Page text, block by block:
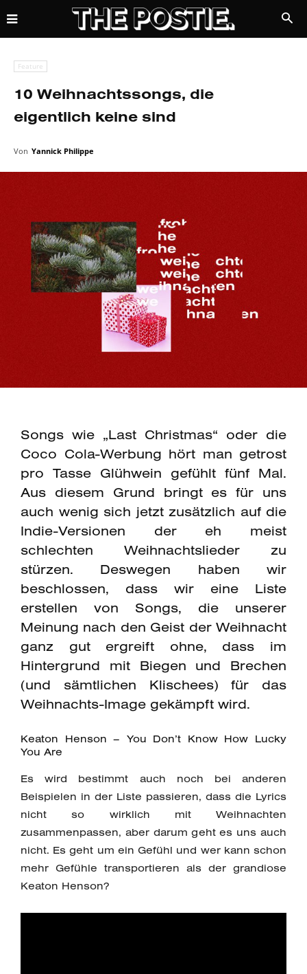
Feature
10 Weihnachtssongs, die
eigentlich keine sind
Von Yannick Philippe
Songs wie „Last Christmas“ oder die
Coco Cola-Werbung hört man getrost
pro Tasse Glühwein gefühlt fünf Mal.
Aus diesem Grund bringt es für uns
auch wenig sich jetzt zusätzlich auf die
Indie-Versionen der eh meist
schlechten Weihnachtslieder zu
stürzen. Deswegen haben wir
beschlossen, dass wir eine Liste
erstellen von Songs, die unserer
Meinung nach den Geist der Weihnacht
ganz gut ergreift ohne, dass im
Hintergrund mit Biegen und Brechen
(und sämtlichen Klischees) für das
Weihnachts-Image gekämpft wird.
Keaton Henson – You Don’t Know How Lucky
You Are
Es wird bestimmt auch noch bei anderen
Beispielen in der Liste passieren, dass die Lyrics
nicht so wirklich mit Weihnachten
zusammenpassen, aber darum geht es uns auch
nicht. Es geht um ein Gefühl und wer kann schon
mehr Gefühle transportieren als der grandiose
Keaton Henson?